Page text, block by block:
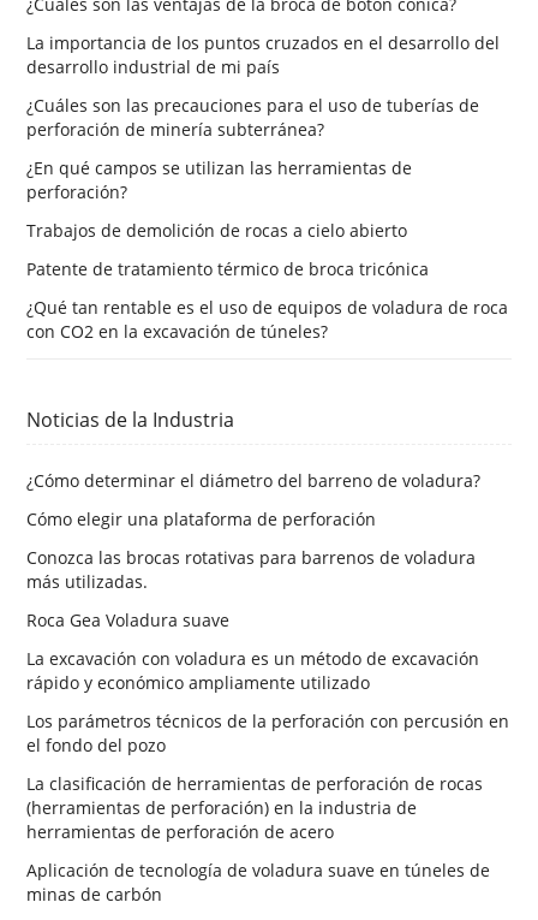
La importancia de los puntos cruzados en el desarrollo del
desarrollo industrial de mi país
¿Cuáles son las precauciones para el uso de tuberías de
perforación de minería subterránea?
¿En qué campos se utilizan las herramientas de
perforación?
Trabajos de demolición de rocas a cielo abierto
Patente de tratamiento térmico de broca tricónica
¿Qué tan rentable es el uso de equipos de voladura de roca
con CO2 en la excavación de túneles?
Noticias de la Industria
¿Cómo determinar el diámetro del barreno de voladura?
Cómo elegir una plataforma de perforación
Conozca las brocas rotativas para barrenos de voladura
más utilizadas.
Roca Gea Voladura suave
La excavación con voladura es un método de excavación
rápido y económico ampliamente utilizado
Los parámetros técnicos de la perforación con percusión en
el fondo del pozo
La clasificación de herramientas de perforación de rocas
(herramientas de perforación) en la industria de
herramientas de perforación de acero
Aplicación de tecnología de voladura suave en túneles de
minas de carbón